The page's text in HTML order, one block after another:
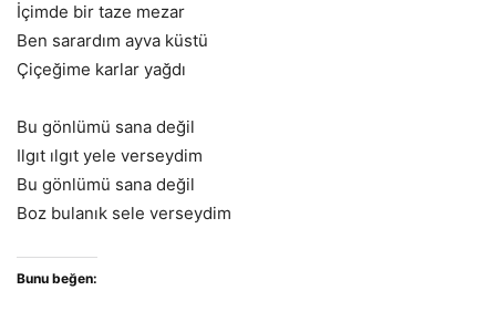
İçimde bir taze mezar
Ben sarardım ayva küstü
Çiçeğime karlar yağdı
Bu gönlümü sana değil
Ilgıt ılgıt yele verseydim
Bu gönlümü sana değil
Boz bulanık sele verseydim
Bunu beğen: